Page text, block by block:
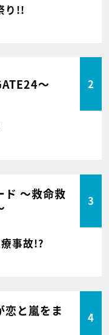
り!!
～ 2
ド ～救命救
3
事故!?
恋と嵐をま
4